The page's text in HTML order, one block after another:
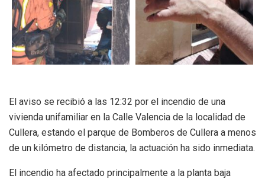
El aviso se recibió a las 12:32 por el incendio de una
vivienda unifamiliar en la Calle Valencia de la localidad de
Cullera, estando el parque de Bomberos de Cullera a menos
de un kilómetro de distancia, la actuación ha sido inmediata.
El incendio ha afectado principalmente a la planta baja